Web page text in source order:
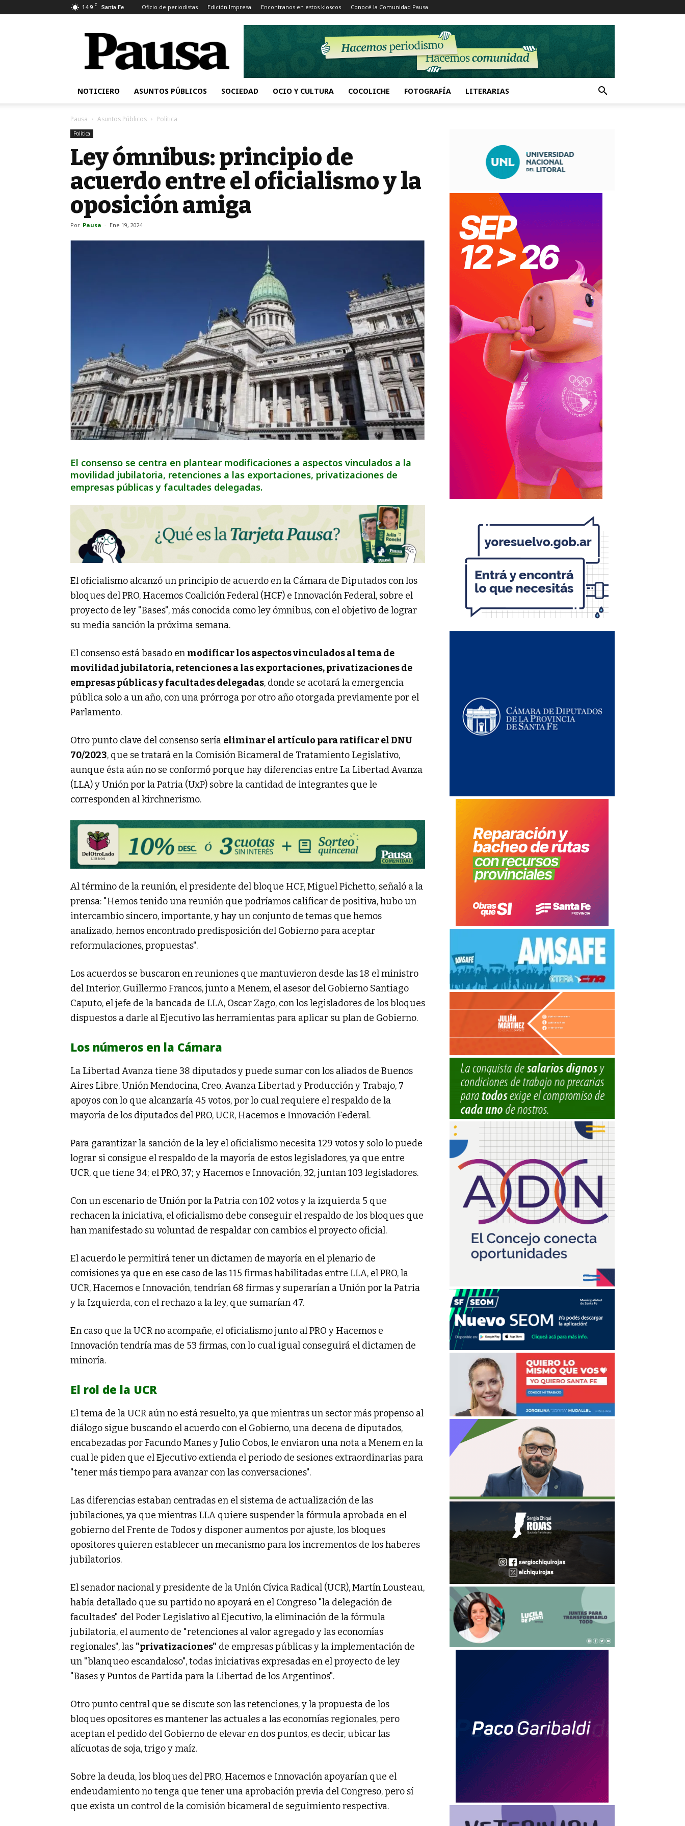
14.9 C Santa Fe Oficio de periodistas Edición Impresa Encontranos en estos kioscos Conocé la Comunidad Pausa
Pausa
NOTICIERO ASUNTOS PÚBLICOS SOCIEDAD OCIO Y CULTURA COCOLICHE FOTOGRAFÍA LITERARIAS
Pausa Asuntos Públicos Política
Política
Ley ómnibus: principio de
acuerdo entre el oficialismo y la
oposición amiga
Por Pausa - Ene 19, 2024
El consenso se centra en plantear modificaciones a aspectos vinculados a la
movilidad jubilatoria, retenciones a las exportaciones, privatizaciones de
empresas públicas y facultades delegadas.
El oficialismo alcanzó un principio de acuerdo en la Cámara de Diputados con los
bloques del PRO, Hacemos Coalición Federal (HCF) e Innovación Federal, sobre el
proyecto de ley "Bases", más conocida como ley ómnibus, con el objetivo de lograr
su media sanción la próxima semana.
El consenso está basado en modificar los aspectos vinculados al tema de
movilidad jubilatoria, retenciones a las exportaciones, privatizaciones de
empresas públicas y facultades delegadas, donde se acotará la emergencia
pública solo a un año, con una prórroga por otro año otorgada previamente por el
Parlamento.
Otro punto clave del consenso sería eliminar el artículo para ratificar el DNU
70/2023, que se tratará en la Comisión Bicameral de Tratamiento Legislativo,
aunque ésta aún no se conformó porque hay diferencias entre La Libertad Avanza
(LLA) y Unión por la Patria (UxP) sobre la cantidad de integrantes que le
corresponden al kirchnerismo.
Al término de la reunión, el presidente del bloque HCF, Miguel Pichetto, señaló a la
prensa: "Hemos tenido una reunión que podríamos calificar de positiva, hubo un
intercambio sincero, importante, y hay un conjunto de temas que hemos
analizado, hemos encontrado predisposición del Gobierno para aceptar
reformulaciones, propuestas".
Los acuerdos se buscaron en reuniones que mantuvieron desde las 18 el ministro
del Interior, Guillermo Francos, junto a Menem, el asesor del Gobierno Santiago
Caputo, el jefe de la bancada de LLA, Oscar Zago, con los legisladores de los bloques
dispuestos a darle al Ejecutivo las herramientas para aplicar su plan de Gobierno.
Los números en la Cámara
La Libertad Avanza tiene 38 diputados y puede sumar con los aliados de Buenos
Aires Libre, Unión Mendocina, Creo, Avanza Libertad y Producción y Trabajo, 7
apoyos con lo que alcanzaría 45 votos, por lo cual requiere el respaldo de la
mayoría de los diputados del PRO, UCR, Hacemos e Innovación Federal.
Para garantizar la sanción de la ley el oficialismo necesita 129 votos y solo lo puede
lograr si consigue el respaldo de la mayoría de estos legisladores, ya que entre
UCR, que tiene 34; el PRO, 37; y Hacemos e Innovación, 32, juntan 103 legisladores.
Con un escenario de Unión por la Patria con 102 votos y la izquierda 5 que
rechacen la iniciativa, el oficialismo debe conseguir el respaldo de los bloques que
han manifestado su voluntad de respaldar con cambios el proyecto oficial.
El acuerdo le permitirá tener un dictamen de mayoría en el plenario de
comisiones ya que en ese caso de las 115 firmas habilitadas entre LLA, el PRO, la
UCR, Hacemos e Innovación, tendrían 68 firmas y superarían a Unión por la Patria
y la Izquierda, con el rechazo a la ley, que sumarían 47.
En caso que la UCR no acompañe, el oficialismo junto al PRO y Hacemos e
Innovación tendría mas de 53 firmas, con lo cual igual conseguirá el dictamen de
minoría.
El rol de la UCR
El tema de la UCR aún no está resuelto, ya que mientras un sector más propenso al
diálogo sigue buscando el acuerdo con el Gobierno, una decena de diputados,
encabezadas por Facundo Manes y Julio Cobos, le enviaron una nota a Menem en la
cual le piden que el Ejecutivo extienda el periodo de sesiones extraordinarias para
"tener más tiempo para avanzar con las conversaciones".
Las diferencias estaban centradas en el sistema de actualización de las
jubilaciones, ya que mientras LLA quiere suspender la fórmula aprobada en el
gobierno del Frente de Todos y disponer aumentos por ajuste, los bloques
opositores quieren establecer un mecanismo para los incrementos de los haberes
jubilatorios.
El senador nacional y presidente de la Unión Cívica Radical (UCR), Martín Lousteau,
había detallado que su partido no apoyará en el Congreso "la delegación de
facultades" del Poder Legislativo al Ejecutivo, la eliminación de la fórmula
jubilatoria, el aumento de "retenciones al valor agregado y las economías
regionales", las "privatizaciones" de empresas públicas y la implementación de
un "blanqueo escandaloso", todas iniciativas expresadas en el proyecto de ley
"Bases y Puntos de Partida para la Libertad de los Argentinos".
Otro punto central que se discute son las retenciones, y la propuesta de los
bloques opositores es mantener las actuales a las economías regionales, pero
aceptan el pedido del Gobierno de elevar en dos puntos, es decir, ubicar las
alícuotas de soja, trigo y maíz.
Sobre la deuda, los bloques del PRO, Hacemos e Innovación apoyarían que el
endeudamiento no tenga que tener una aprobación previa del Congreso, pero sí
que exista un control de la comisión bicameral de seguimiento respectiva.